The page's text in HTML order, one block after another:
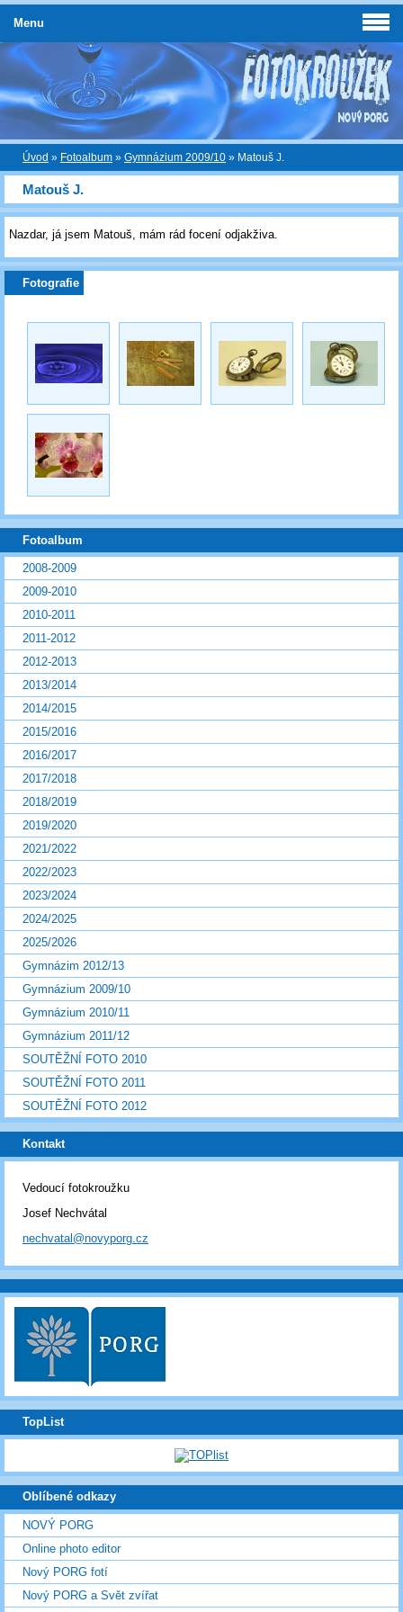
Úvod » Fotoalbum » Gymnázium 2009/10 » Matouš J.
Matouš J.
Nazdar, já jsem Matouš, mám rád focení odjakživa.
Fotografie
Menu
Fotoalbum
2008-2009
2009-2010
2010-2011
2011-2012
2012-2013
2013/2014
2014/2015
2015/2016
2016/2017
2017/2018
2018/2019
2019/2020
2021/2022
2022/2023
2023/2024
2024/2025
2025/2026
Gymnázim 2012/13
Gymnázium 2009/10
Gymnázium 2010/11
Gymnázium 2011/12
SOUTĚŽNÍ FOTO 2010
SOUTĚŽNÍ FOTO 2011
SOUTĚŽNÍ FOTO 2012
Kontakt
Vedoucí fotokroužku
Josef Nechvátal
nechvatal@novyporg.cz
TopList
Oblíbené odkazy
NOVÝ PORG
Online photo editor
Nový PORG fotí
Nový PORG a Svět zvířat